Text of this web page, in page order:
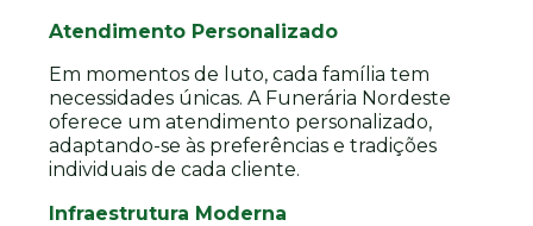
Atendimento Personalizado
Em momentos de luto, cada família tem
necessidades únicas. A Funerária Nordeste
oferece um atendimento personalizado,
adaptando-se às preferências e tradições
individuais de cada cliente.
Infraestrutura Moderna